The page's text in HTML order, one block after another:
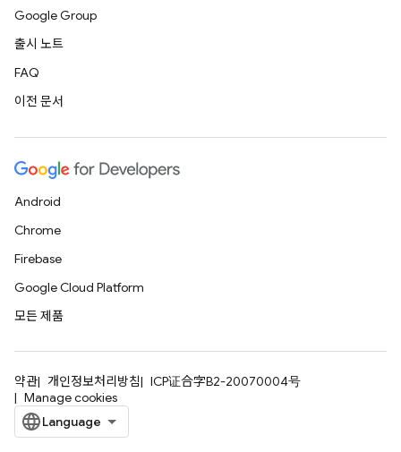
Google Group
출시 노트
FAQ
이전 문서
Android
Chrome
Firebase
Google Cloud Platform
모든 제품
약관 개인정보처리방침
ICP证合字B2-20070004号
Manage cookies